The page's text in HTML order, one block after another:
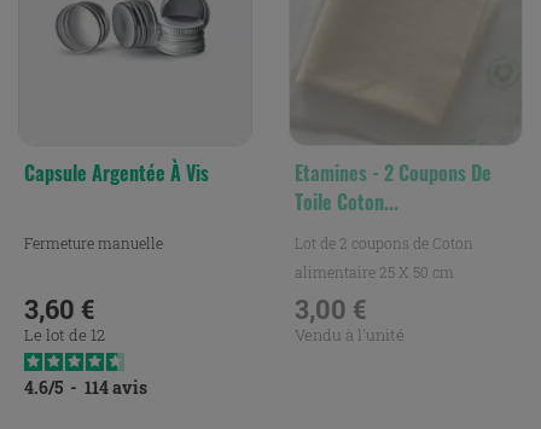
Capsule Argentée À Vis
Fermeture manuelle
Prix
3,60 €
Le lot de 12
4.6/5 - 114avis
Etamines - 2 Coupons De
Toile Coton...
Lot de 2 coupons de Coton
alimentaire 25 X 50 cm
Idéal quand vous devez laisser...
Prix
3,00 €
Vendu à l'unité